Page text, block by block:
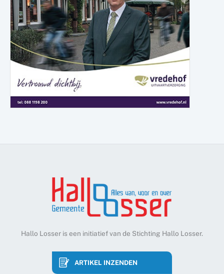
Hallo Losser is een initiatief van de Stichting Hallo Losser.
ARTIKEL INZENDEN